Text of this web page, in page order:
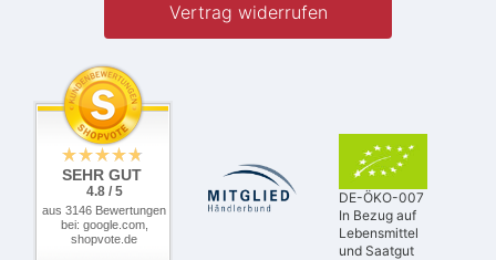
Vertrag widerrufen
SEHR GUT
4.8 / 5
aus 3146 Bewertungen
bei: google.com,
shopvote.de
DE-ÖKO-007
In Bezug auf
Lebensmittel
und Saatgut